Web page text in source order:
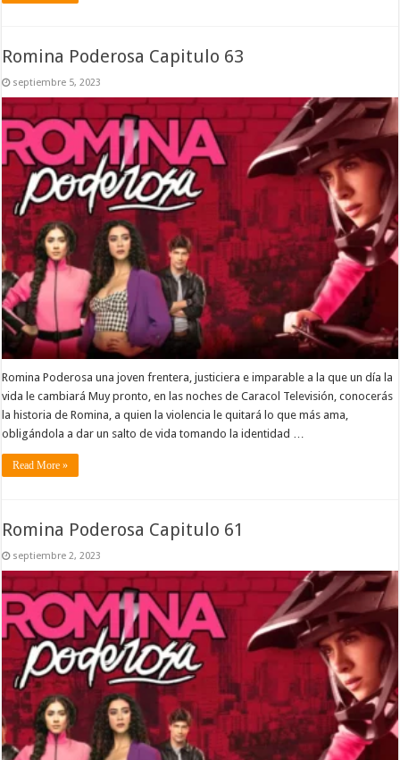
Romina Poderosa Capitulo 63
septiembre 5, 2023
Romina Poderosa una joven frentera, justiciera e imparable a la que un día la
vida le cambiará Muy pronto, en las noches de Caracol Televisión, conocerás
la historia de Romina, a quien la violencia le quitará lo que más ama,
obligándola a dar un salto de vida tomando la identidad …
Read More »
Romina Poderosa Capitulo 61
septiembre 2, 2023